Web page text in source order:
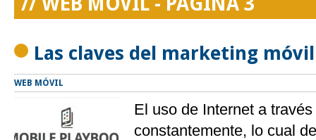
Las claves del marketing
WEB MÓVIL
El uso de Internet a
constantemente, lo cual